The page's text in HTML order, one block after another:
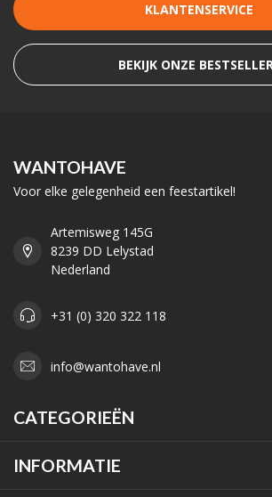
KLANTENSERVICE
BEKIJK ONZE
WANTOHAVE
Voor elke gelegenheid een feestartikel!
Artemisweg 145G
8239 DD Lelystad
Nederland
+31 (0) 320 322 118
info@wantohave.nl
CATEGORIEËN
INFORMATIE